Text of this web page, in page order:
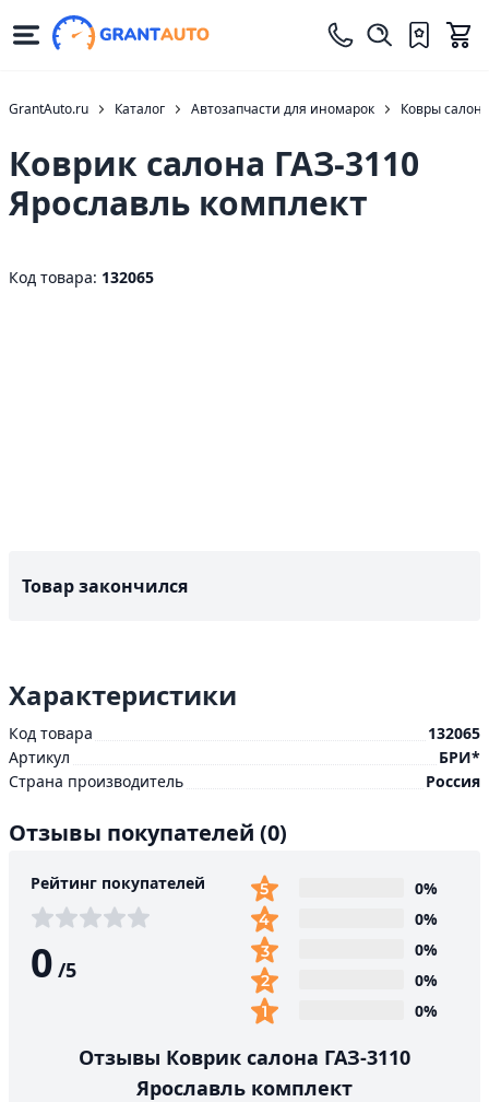
GrantAuto.ru Каталог Автозапчасти для иномарок Ковры салона
Коврик салона ГАЗ-3110
Ярославль комплект
Код товара: 132065
Товар закончился
Характеристики
Код товара
132065
Артикул
БРИ*
Страна производитель
Россия
Отзывы покупателей (0)
Рейтинг покупателей
0 /5
0%
0%
0%
0%
0%
Отзывы Коврик салона ГАЗ-3110
Ярославль комплект